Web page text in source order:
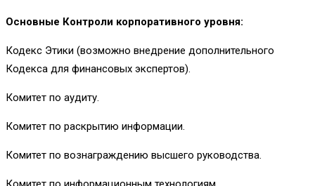
Основные Контроли корпоративного уровня:
Кодекс Этики (возможно внедрение дополнительного
Кодекса для финансовых экспертов).
Комитет по аудиту.
Комитет по раскрытию информации.
Комитет по вознаграждению высшего руководства.